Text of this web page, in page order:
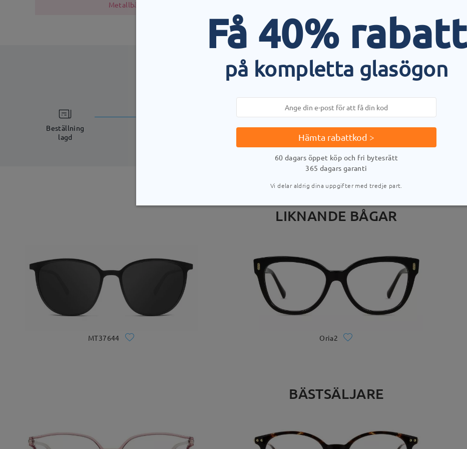
Metallbågen innehåller nickel på grund av produktionsprocessen. Kunder med en historia av nickelallergi
LEVERANS
Beställning
lagd
Skickad
LIKNANDE BÅGAR
MT37644 Oria2
BÄSTSÄLJARE
Få 40% rabatt
på kompletta glasögon
Hämta rabattkod >
60 dagars öppet köp och fri bytesrätt
365 dagars garanti
Vi delar aldrig dina uppgifter med tredje part.